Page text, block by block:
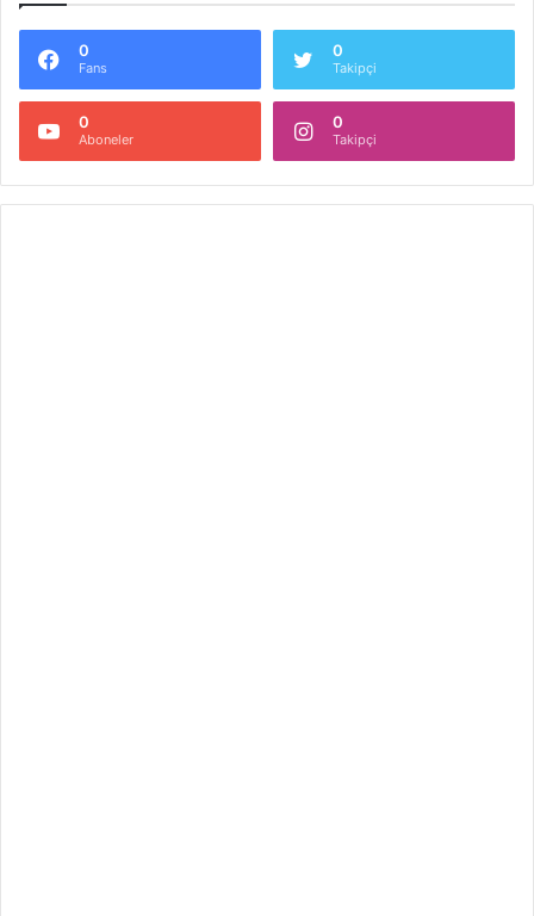
0
Fans
0
Takipçi
0
Aboneler
0
Takipçi